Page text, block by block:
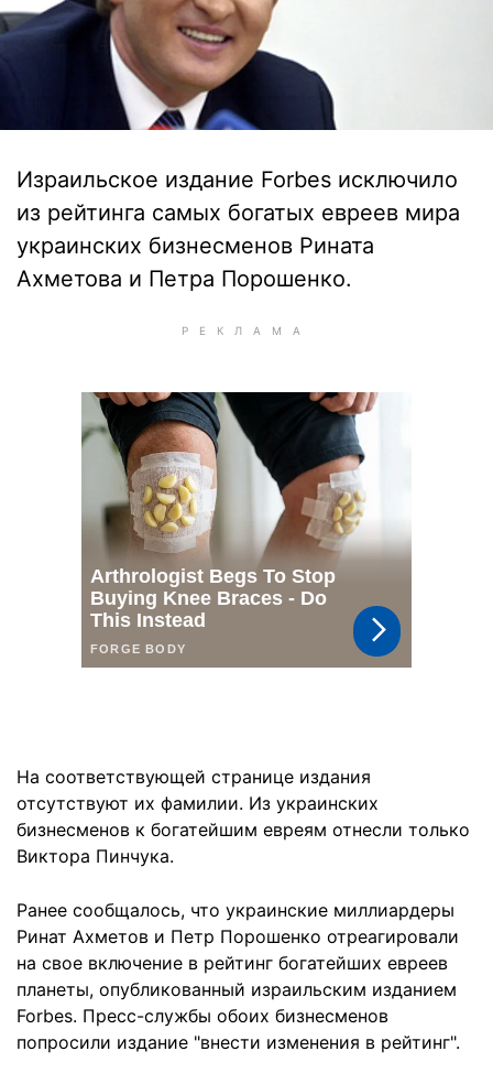
Израильское издание Forbes исключило
из рейтинга самых богатых евреев мира
украинских бизнесменов Рината
Ахметова и Петра Порошенко.
На соответствующей странице издания
отсутствуют их фамилии. Из украинских
бизнесменов к богатейшим евреям отнесли только
Виктора Пинчука.
Ранее сообщалось, что украинские миллиардеры
Ринат Ахметов и Петр Порошенко отреагировали
на свое включение в рейтинг богатейших евреев
планеты, опубликованный израильским изданием
Forbes. Пресс-службы обоих бизнесменов
попросили издание "внести изменения в рейтинг".